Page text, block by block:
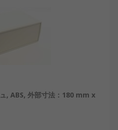
め、業界トップの高品
チ電機工業、RS
外有名るメーカーの商
, ABS, 外部寸法：180 mm x